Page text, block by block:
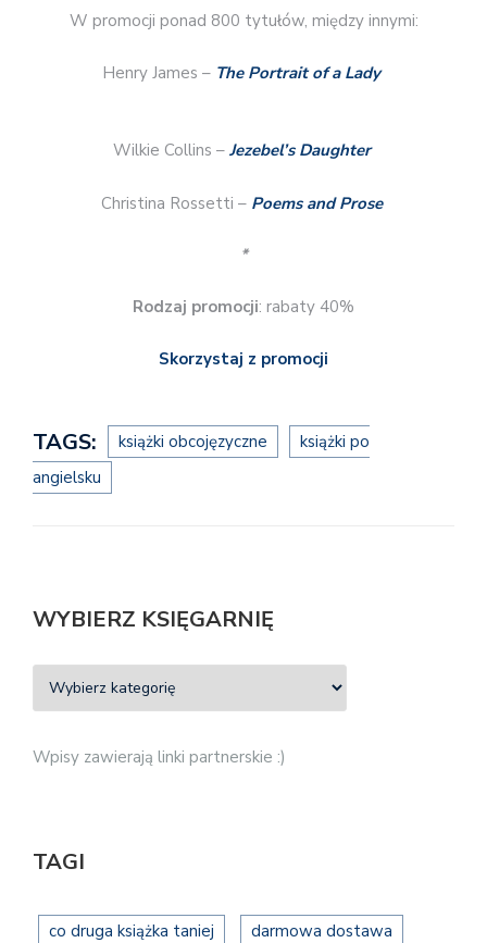
W promocji ponad 800 tytułów, między innymi:
Henry James – The Portrait of a Lady
Wilkie Collins – Jezebel’s Daughter
Christina Rossetti – Poems and Prose
*
Rodzaj promocji: rabaty 40%
Skorzystaj z promocji
TAGS: książki obcojęzyczne
książki po
angielsku
WYBIERZ KSIĘGARNIĘ
Wpisy zawierają linki partnerskie :)
TAGI
co druga książka taniej darmowa dostawa